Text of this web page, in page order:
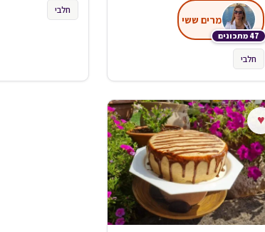
47 מתכונים
מרים ששי
חלבי
חלבי
♥